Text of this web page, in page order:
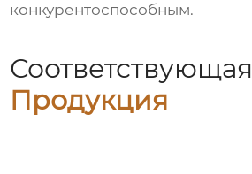
конкурентоспособным.
Соответствующая
Продукция